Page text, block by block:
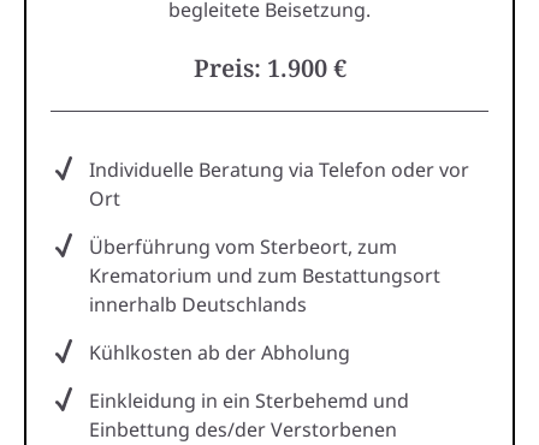
begleitete Beisetzung.
Preis: 1.900 €
Individuelle Beratung via Telefon oder vor
Ort
Überführung vom Sterbeort, zum
Krematorium und zum Bestattungsort
innerhalb Deutschlands
Kühlkosten ab der Abholung
Einkleidung in ein Sterbehemd und
Einbettung des/der Verstorbenen